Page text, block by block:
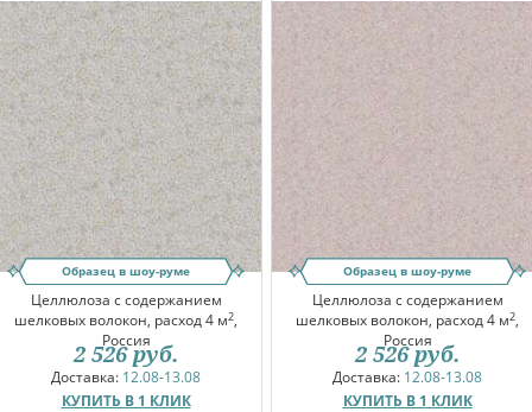
Образец в шоу-руме
Целлюлоза с содержанием
шелковых волокон, расход 4 м2,
Россия
Доставка: 12.08-13.08
КУПИТЬ В 1 КЛИК
2 526 руб.
Образец в шоу-руме
Целлюлоза с содержанием
шелковых волокон, расход 4 м2,
Россия
Доставка: 12.08-13.08
КУПИТЬ В 1 КЛИК
2 526 руб.